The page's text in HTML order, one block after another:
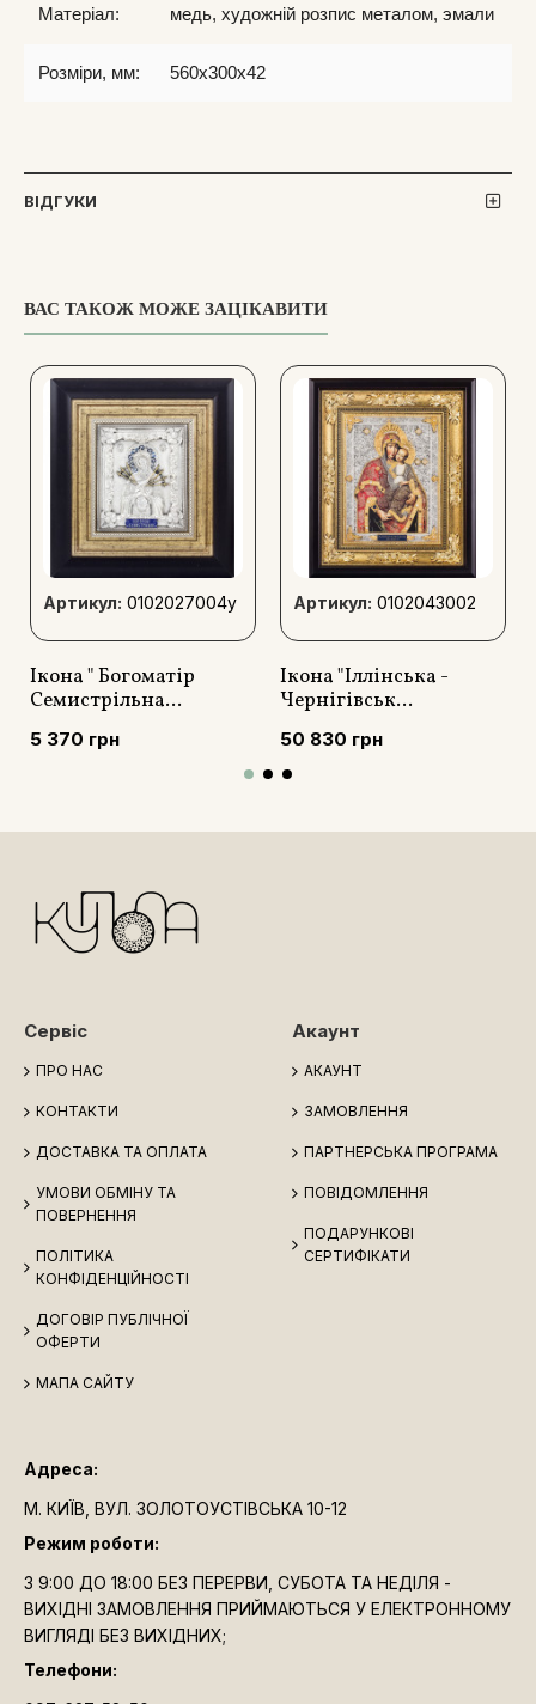
Матеріал: медь, художній розпис металом, эмали
Розміри, мм: 560x300x42
ВІДГУКИ
ВАС ТАКОЖ МОЖЕ ЗАЦІКАВИТИ
Артикул: 0102027004у
Ікона " Богоматір
Семистрільна...
5 370 грн
Артикул: 0102043002
Ікона "Іллінська -
Чернігівськ...
50 830 грн
Сервіс
ПРО НАС
КОНТАКТИ
ДОСТАВКА ТА ОПЛАТА
УМОВИ ОБМІНУ ТА
ПОВЕРНЕННЯ
ПОЛІТИКА
КОНФІДЕНЦІЙНОСТІ
ДОГОВІР ПУБЛІЧНОЇ
ОФЕРТИ
МАПА САЙТУ
Акаунт
АКАУНТ
ЗАМОВЛЕННЯ
ПАРТНЕРСЬКА ПРОГРАМА
ПОВІДОМЛЕННЯ
ПОДАРУНКОВІ
СЕРТИФІКАТИ
Адреса:
М. КИЇВ, ВУЛ. ЗОЛОТОУСТІВСЬКА 10-12
Режим роботи:
З 9:00 ДО 18:00 БЕЗ ПЕРЕРВИ, СУБОТА ТА НЕДІЛЯ -
ВИХІДНІ ЗАМОВЛЕННЯ ПРИЙМАЮТЬСЯ У ЕЛЕКТРОННОМУ
ВИГЛЯДІ БЕЗ ВИХІДНИХ;
Телефони: